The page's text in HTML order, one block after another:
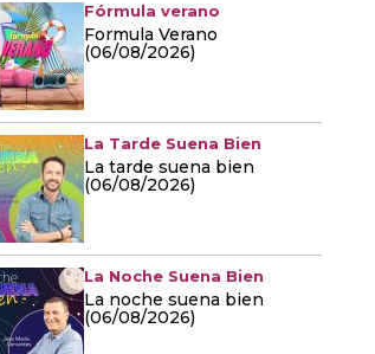
Fórmula verano
Formula Verano
(06/08/2026)
La Tarde Suena Bien
La tarde suena bien
(06/08/2026)
La Noche Suena Bien
La noche suena bien
(06/08/2026)